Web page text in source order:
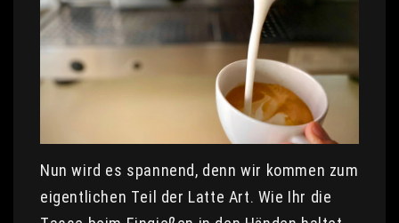
Nun wird es spannend, denn wir kommen zum
eigentlichen Teil der Latte Art. Wie Ihr die